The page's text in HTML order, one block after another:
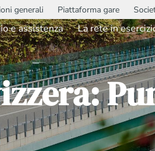
generali Piattaforma gare
e assistenza La rete in